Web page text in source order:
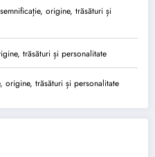
origine, trăsături și
trăsături și personalitate
origine, trăsături și personalitate